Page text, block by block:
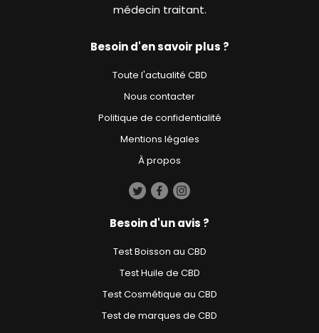
médecin traitant.
Besoin d'en savoir plus ?
Toute l'actualité CBD
Nous contacter
Politique de confidentialité
Mentions légales
À propos
Besoin d'un avis ?
Test Boisson au CBD
Test Huile de CBD
Test Cosmétique au CBD
Test de marques de CBD